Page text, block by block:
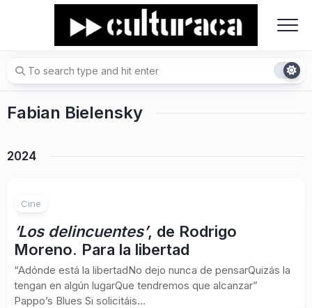
Fabian Bielensky
2024
Cine
‘Los delincuentes’, de Rodrigo
Moreno. Para la libertad
“Adónde está la libertadNo dejo nunca de pensarQuizás la
tengan en algún lugarQue tendremos que alcanzar”
Pappo’s Blues Si solicitáis...